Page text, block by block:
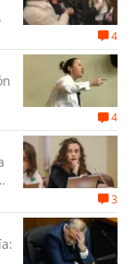
4
4
3